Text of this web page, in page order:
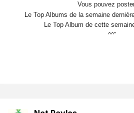
Vous pouvez
Le Top Albums de la semaine
Le Top Album de cette
^^"